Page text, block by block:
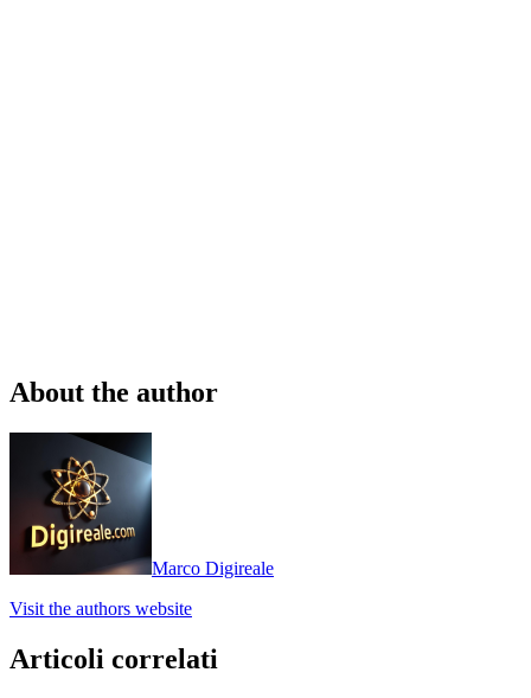
About the author
Marco Digireale
Visit the authors website
Articoli correlati